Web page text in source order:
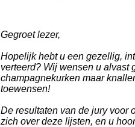
Gegroet lezer,
Hopelijk hebt u een gezellig,
verteerd? Wij wensen u alvast
champagnekurken maar
toewensen!
De resultaten van de jury voor
zich over deze lijsten, en u